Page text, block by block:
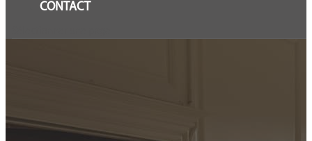
CONTACT